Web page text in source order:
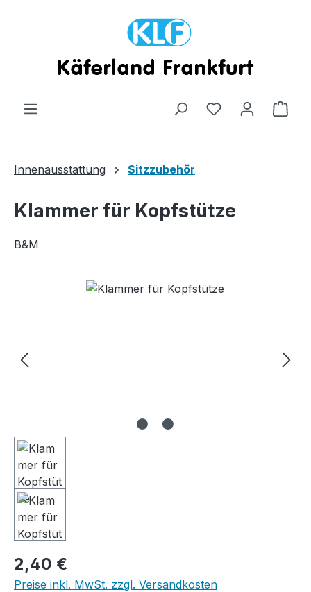
Zum Hauptinhalt springen
Innenausstattung Sitzzubehör
Klammer für Kopfstütze
B&M
Bildergalerie überspringen
Regulärer Preis:
2,40 €
Preise inkl. MwSt. zzgl. Versandkosten